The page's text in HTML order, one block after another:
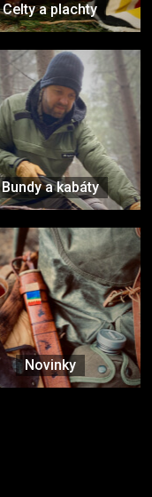
Celty a plachty
Bundy a kabáty
Novinky